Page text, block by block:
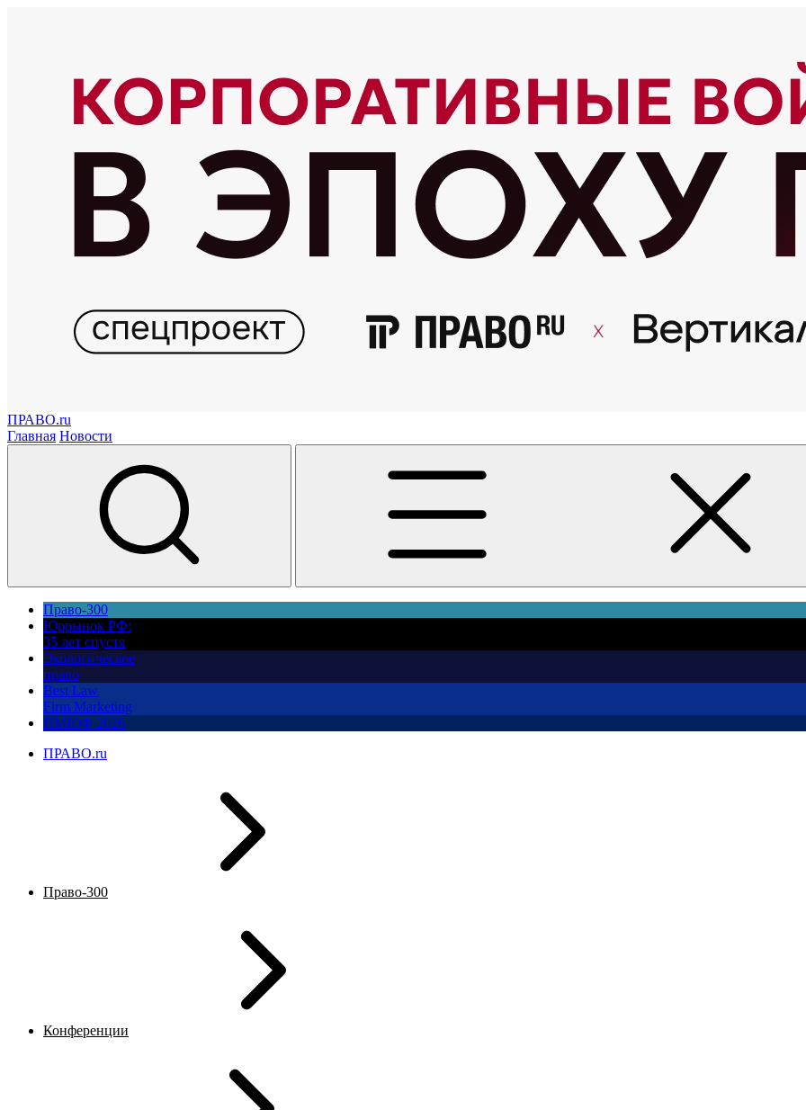
ПРАВО.ru
Главная Новости
Право-300
Юррынок РФ:
35 лет спустя
Экологическое
право
Best Law
Firm Marketing
ПМЮФ 2026
ПРАВО.ru
Право-300
Конференции